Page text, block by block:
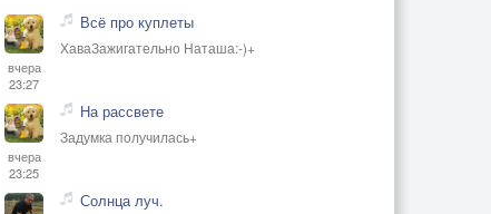
вчера
23:27
Всё про куплеты
ХаваЗажигательно Наташа:-)+
вчера
23:25
На рассвете
Задумка получилась+
Солнца луч.